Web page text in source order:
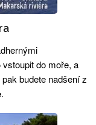
do moře, a
budete nadšení z